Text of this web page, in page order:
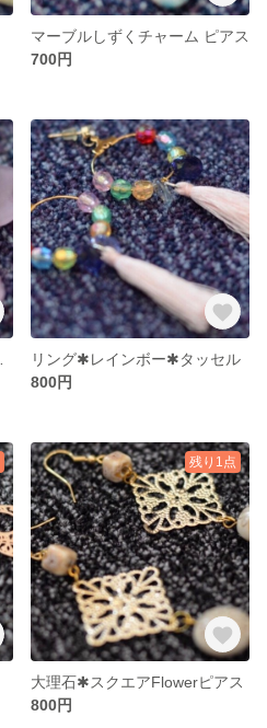
マーブルしずくチャーム ピアス
700円
リング✱レインボー✱タッセル
800円
残り1点
大理石✱スクエアFlowerピアス
800円